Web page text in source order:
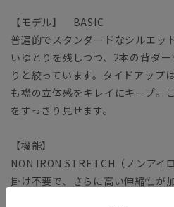
【モデル】 BASIC
普遍的でスタンダードなシルエッ
いゆとりを残しつつ、2本の背ダ
りと絞っています。タイドアップ
も襟の立体感をキレイにキープ。
をすっきり見せます。
【機能】
NON IRON STRETCH（ノンアイ
掛け不要で、さらに高い伸縮性が